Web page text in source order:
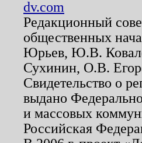
dv.com
Редакционный
общественных
Юрьев, Ю.В.
Сухинин, О.В.
Свидетельство о
выдано
и массовых
Российская